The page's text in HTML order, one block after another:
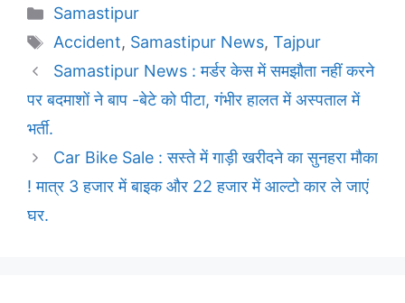
Categories
Samastipur
Tags
Accident, Samastipur News, Tajpur
Samastipur News : मर्डर केस में समझौता नहीं करने
पर बदमाशों ने बाप -बेटे को पीटा, गंभीर हालत में अस्पताल में
भर्ती.
Car Bike Sale : सस्ते में गाड़ी खरीदने का सुनहरा मौका
! मात्र 3 हजार में बाइक और 22 हजार में आल्टो कार ले जाएं
घर.